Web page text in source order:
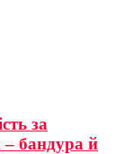
за
– бандура й